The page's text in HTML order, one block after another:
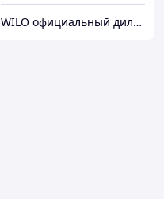
WILO официальный дилер ТОО МАМОНТ